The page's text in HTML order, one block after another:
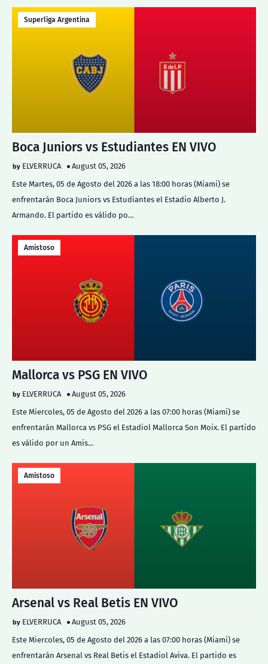
Superliga Argentina
Boca Juniors vs Estudiantes EN VIVO
ELVERRUCA
August 05, 2026
Este Martes, 05 de Agosto del 2026 a las 18:00 horas (Miami) se
enfrentarán Boca Juniors vs Estudiantes el Estadio Alberto J.
Armando. El partido es válido po…
Amistoso
Mallorca vs PSG EN VIVO
ELVERRUCA
August 05, 2026
Este Miercoles, 05 de Agosto del 2026 a las 07:00 horas (Miami) se
enfrentarán Mallorca vs PSG el Estadiol Mallorca Son Moix. El partido
es válido por un Amis…
Amistoso
Arsenal vs Real Betis EN VIVO
ELVERRUCA
August 05, 2026
Este Miercoles, 05 de Agosto del 2026 a las 07:00 horas (Miami) se
enfrentarán Arsenal vs Real Betis el Estadiol Aviva. El partido es